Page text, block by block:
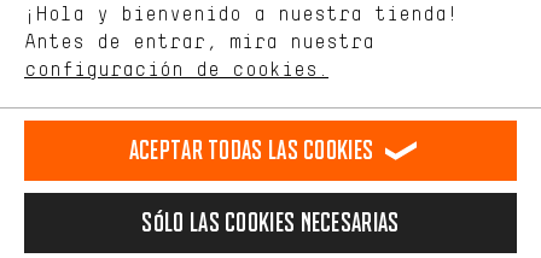
Idioma"
español
ES english
EN Deutsch
DE
RESCINDIR EL CONTRATO Comunidad de Aquisgrán Programa de afiliados
Aviso Legal Protección de datos Condiciones Generales
Plataforma de reportes Reciclaje de baterias
¡Hola y bienvenido a nuestra tienda!
Antes de entrar, mira nuestra
configuración de cookies.
tienda. Con las cookies de rendimiento, puedes influir en la mejora
de nuestro sitio web y nuestra oferta de la tienda con tu
comportamiento de compra.
Más confort
cookies de comodidad, creamos enlaces a plataformas de redes
sociales. Esto nos permite proporcionarle más contenido e
adicionales que le ayudarán a encontrar los productos adecuados.
Aceptar todas las cookies
Sólo las cookies necesarias